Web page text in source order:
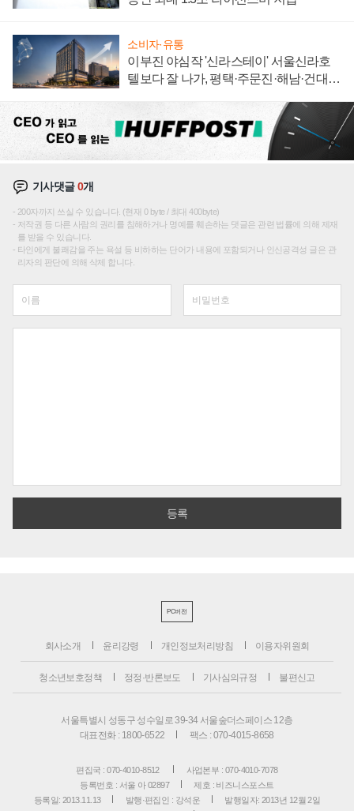
소비자·유통
이부진 야심작 '신라스테이' 서울신라호
텔보다 잘 나가, 평택·주문진·해남·건대로
기사댓글0개
200자까지 쓰실 수 있습니다. (현재 0 byte / 최대 400byte)
저작권 등 다른 사람의 권리를 침해하거나 명예를 훼손하는 댓글은 관련 법률에 의해 제재
를 받을 수 있습니다.
타인에게 불쾌감을 주는 욕설 등 비하하는 단어가 내용에 포함되거나 인신공격성 글은 관
리자의 판단에 의해 삭제 합니다.
PC버전
회사소개 윤리강령 개인정보처리방침 이용자위원회
청소년보호정책 정정·반론보도 기사심의규정 불편신고
서울특별시 성동구 성수일로 39-34 서울숲더스페이스 12층
대표전화 : 1800-6522
팩스 : 070-4015-8658
편집국 : 070-4010-8512
사업본부 : 070-4010-7078
등록번호 : 서울 아 02897
제호 : 비즈니스포스트
등록일: 2013.11.13
발행·편집인 : 강석운
발행일자: 2013년 12월 2일